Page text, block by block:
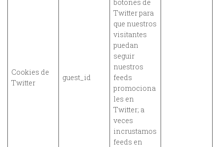
Cookies de
Twitter
guest_id
botones de
Twitter para
que nuestros
visitantes
puedan
seguir
nuestros
feeds
promociona
les en
Twitter; a
veces
incrustamos
feeds en